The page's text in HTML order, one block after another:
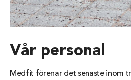
Vår personal
Medfit förenar det senaste inom